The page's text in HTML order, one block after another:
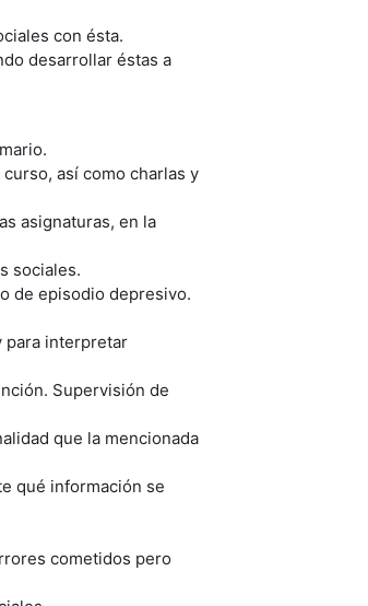
con ésta.
desarrollar éstas a
así como charlas y
asignaturas, en la
sociales.
de episodio depresivo.
para interpretar
Supervisión de
que la mencionada
qué información se
cometidos pero